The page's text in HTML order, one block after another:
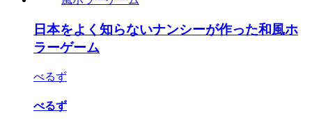
日本をよく知らないナンシーが作った和風ホ
ラーゲーム
べるず
べるず